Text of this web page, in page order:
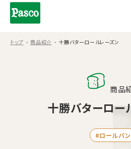
トップ 商品紹介 十勝バターロールレーズン
商品
十勝バターロー
#ロールパン